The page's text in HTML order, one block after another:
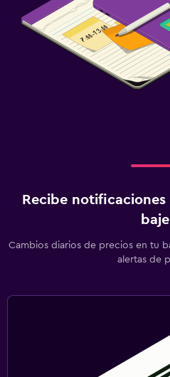
Recibe
Cambios diarios de precios en tu
alertas de